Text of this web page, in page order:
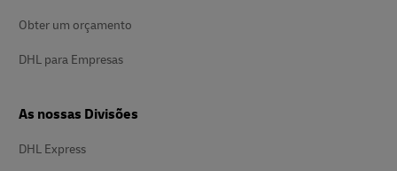
Obter um orçamento
DHL para Empresas
As nossas Divisões
DHL Express